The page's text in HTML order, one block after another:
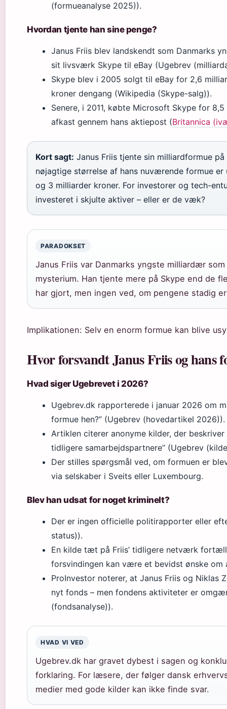
(formueanalyse 2025)).
Hvordan tjente han sine penge?
Janus Friis blev landskendt som Danmarks
sit livsværk Skype til eBay (Ugebrev
Skype blev i 2005 solgt til eBay for 2,6
kroner dengang (Wikipedia (Skype-salg)).
Senere, i 2011, købte Microsoft Skype for
afkast gennem hans aktiepost (Britannica
Kort sagt: Janus Friis tjente sin milliardformue
nøjagtige størrelse af hans nuværende formue
og 3 milliarder kroner. For investorer og tech-
investeret i skjulte aktiver – eller er de væk?
PARADOKSET
Janus Friis var Danmarks yngste milliardær
mysterium. Han tjente mere på Skype end de
har gjort, men ingen ved, om pengene stadig
Implikationen: Selv en enorm formue kan blive
Hvor forsvandt Janus Friis og hans
Hvad siger Ugebrevet i 2026?
Ugebrev.dk rapporterede i januar 2026 om
formue hen?” (Ugebrev (hovedartikel 2026)).
Artiklen citerer anonyme kilder, der
tidligere samarbejdspartnere” (Ugebrev
Der stilles spørgsmål ved, om formuen er
via selskaber i Sveits eller Luxembourg.
Blev han udsat for noget kriminelt?
Der er ingen officielle politirapporter eller
status)).
En kilde tæt på Friis’ tidligere netværk
forsvindingen kan være et bevidst ønske
ProInvestor noterer, at Janus Friis og Niklas
nyt fonds – men fondens aktiviteter er
(fondsanalyse)).
HVAD VI VED
Ugebrev.dk har gravet dybest i sagen og
forklaring. For læsere, der følger dansk
medier med gode kilder kan ikke finde svar.